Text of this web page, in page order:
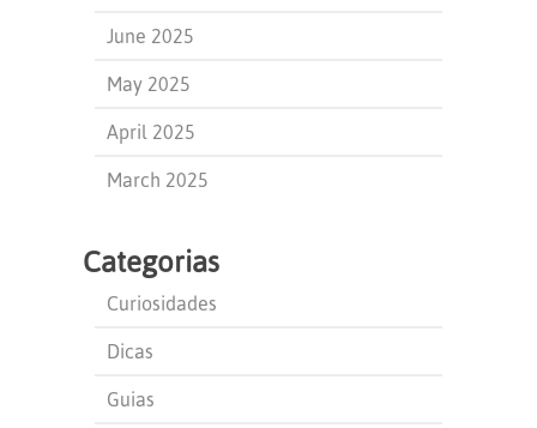
June 2025
May 2025
April 2025
March 2025
Categorias
Curiosidades
Dicas
Guias